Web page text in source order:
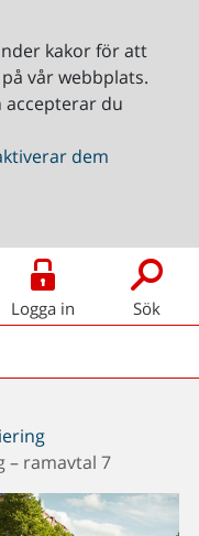
kakor för att
vår webbplats.
accepterar du
dem
Logga in Sök
– ramavtal 7